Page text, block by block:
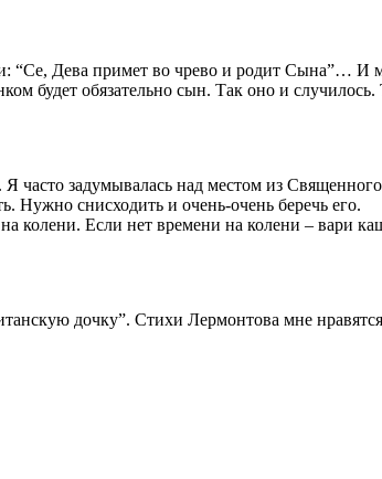
“Се, Дева при­мет во чре­во и родит Сына”… И
будет обя­за­тель­но сын. Так оно и слу­чи­лось.
часто заду­мы­ва­лась над местом из
Нуж­но снис­хо­дить и очень-очень беречь его.
коле­ни. Если нет вре­ме­ни на коле­ни – вари
доч­ку”. Сти­хи Лер­мон­то­ва мне